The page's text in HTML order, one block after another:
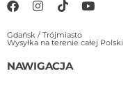
Gdańsk / Trójmiasto
Wysyłka na terenie całej Polski
NAWIGACJA